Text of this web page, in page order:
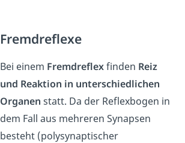
Fremdreflexe
Bei einem Fremdreflexfinden Reiz
und Reaktion in unterschiedlichen
Organen statt. Da der Reflexbogen in
dem Fall aus mehreren Synapsen
besteht (polysynaptischer